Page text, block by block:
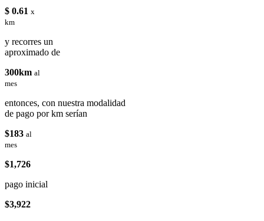
$ 0.61 x
km
y recorres un
aproximado de
300km al
mes
entonces, con nuestra modalidad
de pago por km serían
$183 al
mes
$1,726
pago inicial
$3,922